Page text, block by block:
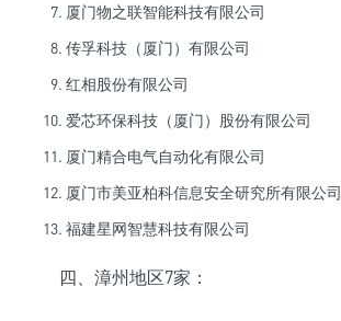
厦门物之联智能科技有限公司
传孚科技（厦门）有限公司
红相股份有限公司
爱芯环保科技（厦门）股份有限公司
厦门精合电气自动化有限公司
厦门市美亚柏科信息安全研究所有限公司
福建星网智慧科技有限公司
四、漳州地区7家：